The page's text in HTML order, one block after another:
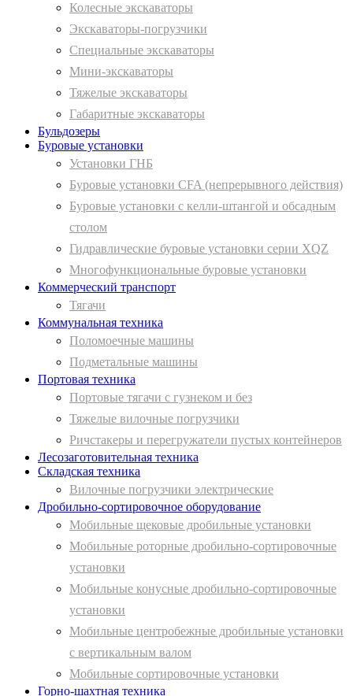
Колесные экскаваторы
Экскаваторы-погрузчики
Специальные экскаваторы
Мини-экскаваторы
Тяжелые экскаваторы
Габаритные экскаваторы
Бульдозеры
Буровые установки
Установки ГНБ
Буровые установки CFA (непрерывного действия)
Буровые установки с келли-штангой и обсадным
столом
Гидравлические буровые установки серии XQZ
Многофункциональные буровые установки
Коммерческий транспорт
Тягачи
Коммунальная техника
Поломоечные машины
Подметальные машины
Портовая техника
Портовые тягачи с гузнеком и без
Тяжелые вилочные погрузчики
Ричстакеры и перегружатели пустых контейнеров
Лесозаготовительная техника
Складская техника
Вилочные погрузчики электрические
Дробильно-сортировочное оборудование
Мобильные щековые дробильные установки
Мобильные роторные дробильно-сортировочные
установки
Мобильные конусные дробильно-сортировочные
установки
Мобильные центробежные дробильные установки
с вертикальным валом
Мобильные сортировочные установки
Горно-шахтная техника